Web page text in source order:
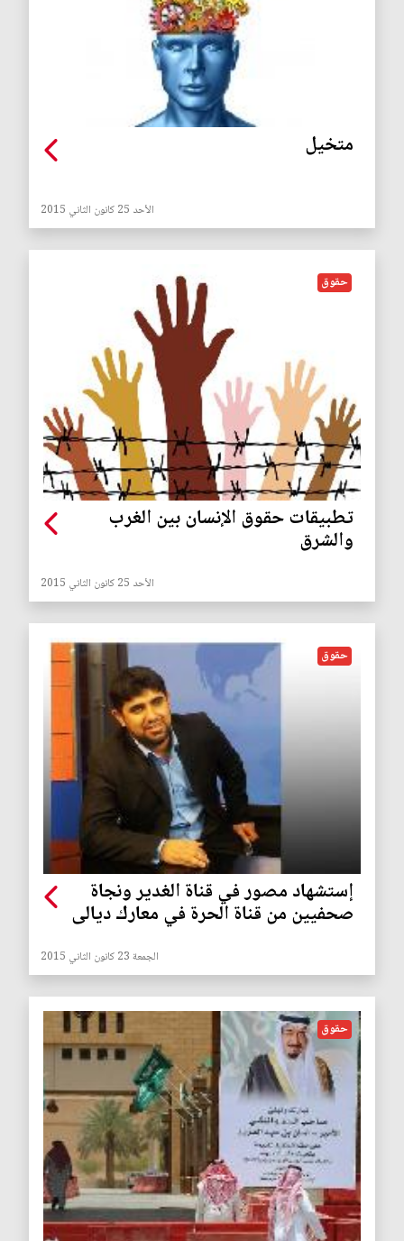
متخيل
الأحد 25 كانون الثاني 2015
حقوق
تطبيقات حقوق الإنسان بين الغرب
والشرق
الأحد 25 كانون الثاني 2015
حقوق
إستشهاد مصور في قناة الغدير ونجاة
صحفيين من قناة الحرة في معارك ديالى
الجمعة 23 كانون الثاني 2015
حقوق